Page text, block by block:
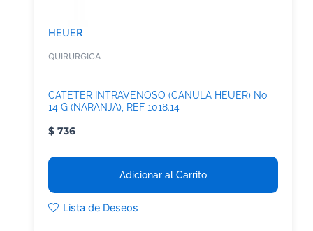
HEUER
QUIRURGICA
CATETER INTRAVENOSO (CANULA HEUER) No
14 G (NARANJA), REF 1018.14
$ 736
Adicionar al Carrito
Lista de Deseos